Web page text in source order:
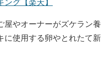
屋やオーナーがズケラン養
に使用する卵やとれたて新